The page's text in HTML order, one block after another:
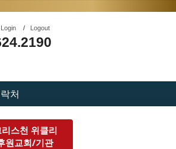
Login/ Logout
처
리스천 위클리
원교회/기관